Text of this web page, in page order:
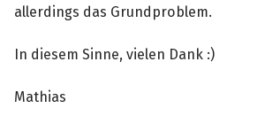
allerdings das Grundproblem.
In diesem Sinne, vielen Dank :)
Mathias